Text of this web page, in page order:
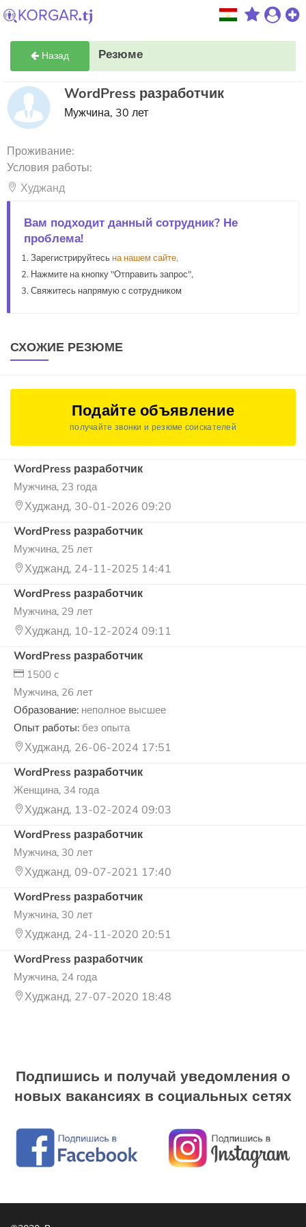
Назад Резюме
WordPress разработчик
Мужчина, 30 лет
Проживание:
Условия работы:
Худжанд
Вам подходит данный сотрудник? Не
проблема!
Зарегистрируйтесьна нашем сайте,
Нажмите на кнопку "Отправить запрос",
Свяжитесь напрямую с сотрудником
СХОЖИЕ РЕЗЮМЕ
Подайте объявление
получайте звонки и резюме соискателей
WordPress разработчик
Мужчина, 23 года
Худжанд, 30-01-2026 09:20
WordPress разработчик
Мужчина, 25 лет
Худжанд, 24-11-2025 14:41
WordPress разработчик
Мужчина, 29 лет
Худжанд, 10-12-2024 09:11
WordPress разработчик
1500 c
Мужчина, 26 лет
Образование: неполное высшее
Опыт работы: без опыта
Худжанд, 26-06-2024 17:51
WordPress разработчик
Женщина, 34 года
Худжанд, 13-02-2024 09:03
WordPress разработчик
Мужчина, 30 лет
Худжанд, 09-07-2021 17:40
WordPress разработчик
Мужчина, 30 лет
Худжанд, 24-11-2020 20:51
WordPress разработчик
Мужчина, 24 года
Худжанд, 27-07-2020 18:48
Подпишись и получай уведомления о
новых вакансиях в социальных сетях